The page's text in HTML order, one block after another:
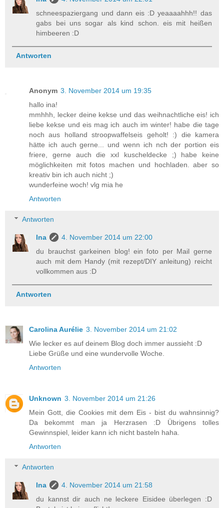
schneespaziergang und dann eis :D yeaaaahhh!! das
gabs bei uns sogar als kind schon. eis mit heißen
himbeeren :D
Antworten
Anonym 3. November 2014 um 19:35
hallo ina!
mmhhh, lecker deine kekse und das weihnachtliche eis! ich
liebe kekse und eis mag ich auch im winter! habe die tage
noch aus holland stroopwaffelseis geholt! :) die kamera
hätte ich auch gerne... und wenn ich nch der portion eis
friere, gerne auch die xxl kuscheldecke ;) habe keine
möglichkeiten mit fotos machen und hochladen. aber so
kreativ bin ich auch nicht ;)
wunderfeine woch! vlg mia he
Antworten
Antworten
Ina
4. November 2014 um 22:00
du brauchst garkeinen blog! ein foto per Mail gerne
auch mit dem Handy (mit rezept/DIY anleitung) reicht
vollkommen aus :D
Antworten
Carolina Aurélie 3. November 2014 um 21:02
Wie lecker es auf deinem Blog doch immer aussieht :D
Liebe Grüße und eine wundervolle Woche.
Antworten
Unknown 3. November 2014 um 21:26
Mein Gott, die Cookies mit dem Eis - bist du wahnsinnig?
Da bekommt man ja Herzrasen :D Übrigens tolles
Gewinnspiel, leider kann ich nicht basteln haha.
Antworten
Antworten
Ina
4. November 2014 um 21:58
du kannst dir auch ne leckere Eisidee überlegen :D